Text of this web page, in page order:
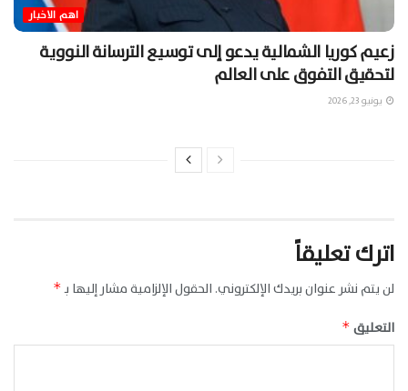
اهم الاخبار
زعيم كوريا الشمالية يدعو إلى توسيع الترسانة النووية
لتحقيق التفوق على العالم
يونيو 23, 2026
اترك تعليقاً
لن يتم نشر عنوان بريدك الإلكتروني. الحقول الإلزامية مشار إليها بـ*
التعليق *